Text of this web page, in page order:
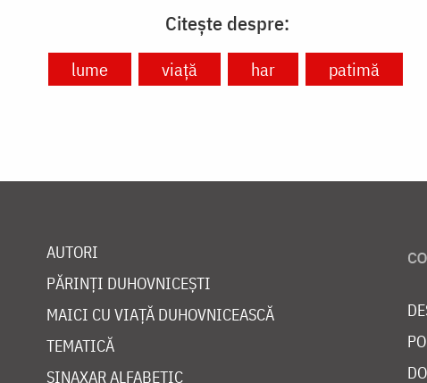
Citește despre:
lume viață har patimă
AUTORI
PĂRINȚI DUHOVNICEȘTI
MAICI CU VIAȚĂ DUHOVNICEASCĂ
TEMATICĂ
SINAXAR ALFABETIC